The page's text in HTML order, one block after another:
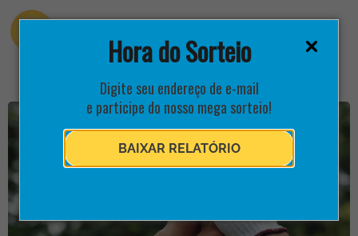
Hora do Sorteio
Digite seu endereço de e-mail
e participe do nosso mega sorteio!
BAIXAR RELATÓRIO